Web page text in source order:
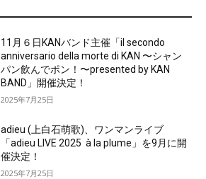
11月６日KANバンド主催「il secondo
anniversario della morte di KAN 〜シャン
パン飲んでポン！〜presented by KAN
BAND」開催決定！
2025年7月25日
adieu (上白石萌歌)、ワンマンライブ
「adieu LIVE 2025 à la plume」を9月に開
催決定！
2025年7月25日